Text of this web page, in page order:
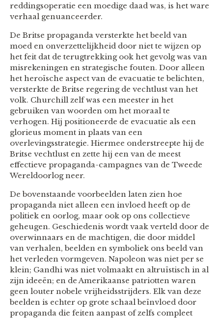
reddingsoperatie een moedige daad was, is het ware
verhaal genuanceerder.
De Britse propaganda versterkte het beeld van
moed en onverzettelijkheid door niet te wijzen op
het feit dat de terugtrekking ook het gevolg was van
misrekeningen en strategische fouten. Door alleen
het heroïsche aspect van de evacuatie te belichten,
versterkte de Britse regering de vechtlust van het
volk. Churchill zelf was een meester in het
gebruiken van woorden om het moraal te
verhogen. Hij positioneerde de evacuatie als een
glorieus moment in plaats van een
overlevingsstrategie. Hiermee onderstreepte hij de
Britse vechtlust en zette hij een van de meest
effectieve propaganda-campagnes van de Tweede
Wereldoorlog neer.
De bovenstaande voorbeelden laten zien hoe
propaganda niet alleen een invloed heeft op de
politiek en oorlog, maar ook op ons collectieve
geheugen. Geschiedenis wordt vaak verteld door de
overwinnaars en de machtigen, die door middel
van verhalen, beelden en symboliek ons beeld van
het verleden vormgeven. Napoleon was niet per se
klein; Gandhi was niet volmaakt en altruïstisch in al
zijn ideeën; en de Amerikaanse patriotten waren
geen louter nobele vrijheidsstrijders. Elk van deze
beelden is echter op grote schaal beïnvloed door
propaganda die feiten aanpast of zelfs compleet